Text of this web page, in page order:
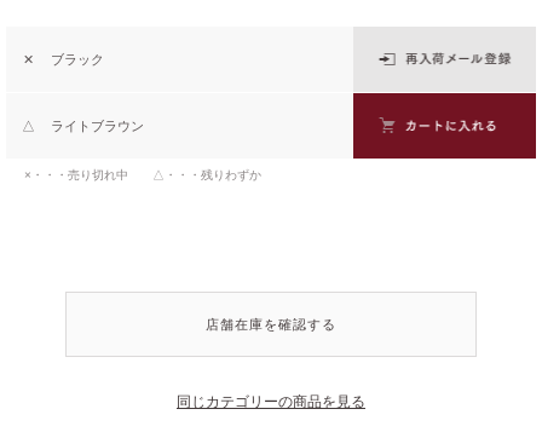
✕ ブラック
△ ライトブラウン
×・・・売り切れ中 △・・・残りわずか
店舗在庫を確認する
同じカテゴリーの商品を見る